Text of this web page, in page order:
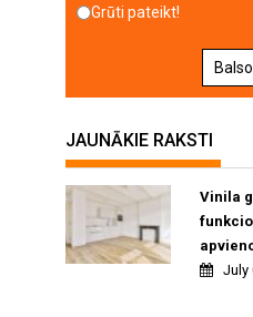
Grūti pateikt!
Balso
JAUNĀKIE RAKSTI
Vinila
July